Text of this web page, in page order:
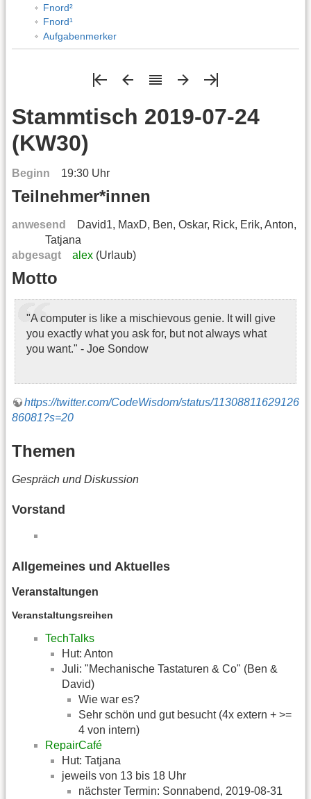
Fnord²
Fnord¹
Aufgabenmerker
Stammtisch 2019-07-24
(KW30)
Beginn 19:30 Uhr
Teilnehmer*innen
anwesend
David1, MaxD, Ben, Oskar, Rick, Erik, Anton,
Tatjana
abgesagt
alex (Urlaub)
Motto
"A computer is like a mischievous genie. It will give
you exactly what you ask for, but not always what
you want." - Joe Sondow
https://twitter.com/CodeWisdom/status/11308811629126
86081?s=20
Themen
Gespräch und Diskussion
Vorstand
Allgemeines und Aktuelles
Veranstaltungen
Veranstaltungsreihen
TechTalks
Hut: Anton
Juli: "Mechanische Tastaturen & Co" (Ben &
David)
Wie war es?
Sehr schön und gut besucht (4x extern + >=
4 von intern)
RepairCafé
Hut: Tatjana
jeweils von 13 bis 18 Uhr
nächster Termin: Sonnabend, 2019-08-31